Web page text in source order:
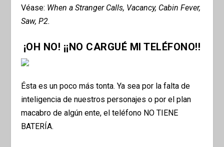
Véase: When a Stranger Calls, Vacancy, Cabin Fever,
Saw, P2.
¡OH NO! ¡¡NO CARGUÉ MI TELÉFONO!!
Ésta es un poco más tonta. Ya sea por la falta de
inteligencia de nuestros personajes o por el plan
macabro de algún ente, el teléfono NO TIENE
BATERÍA.